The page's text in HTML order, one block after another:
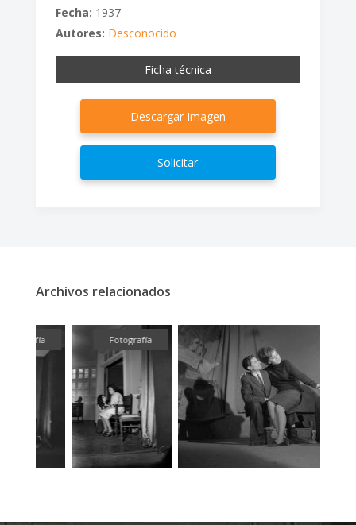
Fecha: 1937
Autores: Desconocido
Ficha técnica
Descargar Imagen
Solicitar
Archivos relacionados
Fotografía